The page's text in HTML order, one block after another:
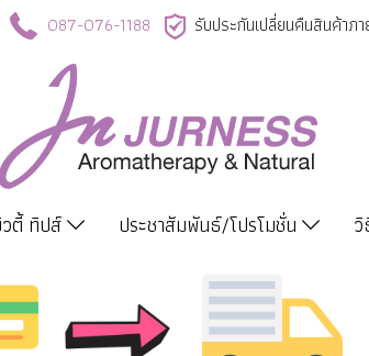
087-076-1188 รับประกันเปลี่ยนคืนสินค้าภา
ตี้ ทิปส์ ประชาสัมพันธ์/โปรโมชั่น